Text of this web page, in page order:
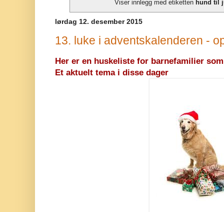
Viser innlegg med etiketten hund til
lørdag 12. desember 2015
13. luke i adventskalenderen -
Her er en huskeliste for barnefamilier
Et aktuelt tema i disse dager